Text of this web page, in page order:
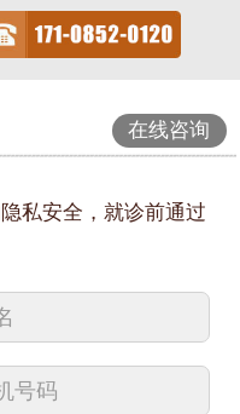
在线咨询
私安全，就诊前通过